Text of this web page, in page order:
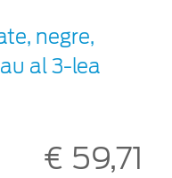
negre,
al 3-lea
€ 59,71